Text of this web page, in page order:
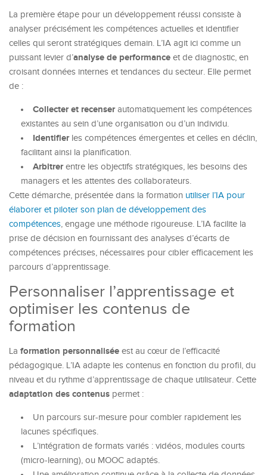
La première étape pour un développement réussi consiste à
analyser précisément les compétences actuelles et identifier
celles qui seront stratégiques demain. L’IA agit ici comme un
puissant levier d’analyse de performance et de diagnostic, en
croisant données internes et tendances du secteur. Elle permet
de :
Collecter et recenserautomatiquement les compétences
existantes au sein d’une organisation ou d’un individu.
Identifierles compétences émergentes et celles en déclin,
facilitant ainsi la planification.
Arbitrerentre les objectifs stratégiques, les besoins des
managers et les attentes des collaborateurs.
Cette démarche, présentée dans la formation utiliser l’IA pour
élaborer et piloter son plan de développement des
compétences, engage une méthode rigoureuse. L’IA facilite la
prise de décision en fournissant des analyses d’écarts de
compétences précises, nécessaires pour cibler efficacement les
parcours d’apprentissage.
Personnaliser l’apprentissage et
optimiser les contenus de
formation
La formation personnalisée est au cœur de l’efficacité
pédagogique. L’IA adapte les contenus en fonction du profil, du
niveau et du rythme d’apprentissage de chaque utilisateur. Cette
adaptation des contenus permet :
Un parcours sur-mesure pour combler rapidement les
lacunes spécifiques.
L’intégration de formats variés : vidéos, modules courts
(micro-learning), ou MOOC adaptés.